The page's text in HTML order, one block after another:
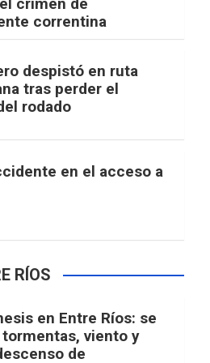
crimen de
correntina
despistó en ruta
tras perder el
rodado
en el acceso a
RÍOS
en Entre Ríos: se
viento y
de